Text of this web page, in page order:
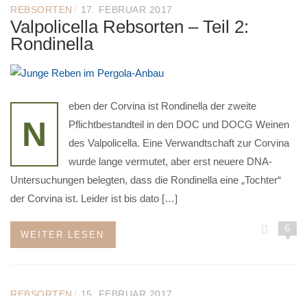
REBSORTEN / 17. FEBRUAR 2017
Valpolicella Rebsorten – Teil 2:
Rondinella
N
eben der Corvina ist Rondinella der zweite
Pflichtbestandteil in den DOC und DOCG Weinen
des Valpolicella. Eine Verwandtschaft zur Corvina
wurde lange vermutet, aber erst neuere DNA-
Untersuchungen belegten, dass die Rondinella eine „Tochter“
der Corvina ist. Leider ist bis dato […]
WEITER LESEN
6
REBSORTEN / 15. FEBRUAR 2017